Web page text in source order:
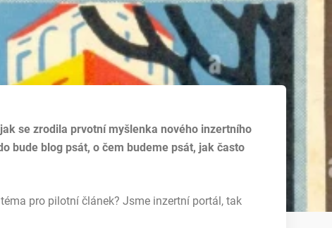
se zrodila prvotní myšlenka nového inzertního
bude blog psát, o čem budeme psát, jak často
pro pilotní článek? Jsme inzertní portál, tak